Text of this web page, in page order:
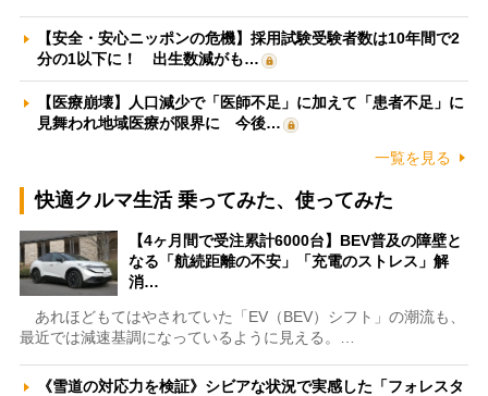
【安全・安心ニッポンの危機】採用試験受験者数は10年間で2
分の1以下に！ 出生数減がも…
【医療崩壊】人口減少で「医師不足」に加えて「患者不足」に
見舞われ地域医療が限界に 今後…
一覧を見る
快適クルマ生活 乗ってみた、使ってみた
【4ヶ月間で受注累計6000台】BEV普及の障壁と
なる「航続距離の不安」「充電のストレス」解
消…
あれほどもてはやされていた「EV（BEV）シフト」の潮流も、
最近では減速基調になっているように見える。…
《雪道の対応力を検証》シビアな状況で実感した「フォレスタ